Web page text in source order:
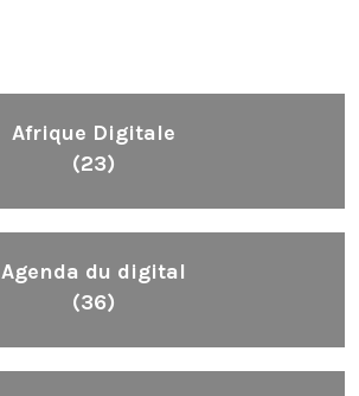
Afrique Digitale
(23)
Agenda du digital
(36)